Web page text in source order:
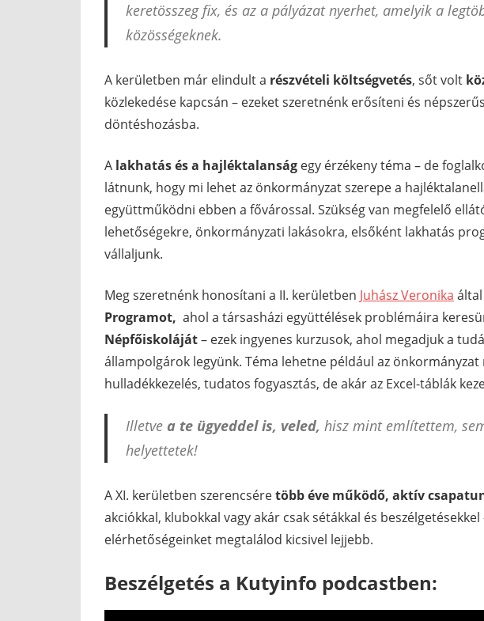
keretösszeg fix, és az a pályázat nyerhet, amelyik a
közösségeknek.
A kerületben már elindult a részvételi költségvetés, sőt volt
közlekedése kapcsán – ezeket szeretnénk erősíteni és
döntéshozásba.
A lakhatás és a hajléktalanság egy érzékeny téma – de
látnunk, hogy mi lehet az önkormányzat szerepe a
együttműködni ebben a fővárossal. Szükség van megfelelő
lehetőségekre, önkormányzati lakásokra, elsőként lakhatás
vállaljunk.
Meg szeretnénk honosítani a II. kerületben Juhász Veronika
Programot, ahol a társasházi együttélések problémáira
Népfőiskoláját– ezek ingyenes kurzusok, ahol megadjuk a
állampolgárok legyünk. Téma lehetne például az
hulladékkezelés, tudatos fogyasztás, de akár az Excel-táblák
Illetvea te ügyeddel is, veled, hisz mint említettem,
helyettetek!
A XI. kerületben szerencséretöbb éve működő, aktív
akciókkal, klubokkal vagy akár csak sétákkal és beszélgetésekkel
elérhetőségeinket megtalálod kicsivel lejjebb.
Beszélgetés a Kutyinfo podcastben: